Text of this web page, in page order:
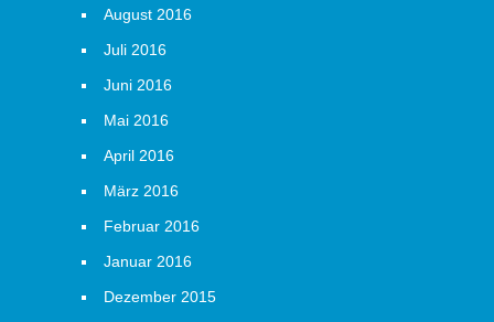
August 2016
Juli 2016
Juni 2016
Mai 2016
April 2016
März 2016
Februar 2016
Januar 2016
Dezember 2015